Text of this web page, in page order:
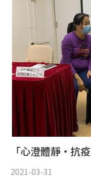
「心澄體靜・抗
2021-03-31